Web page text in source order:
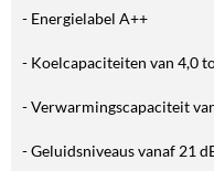
- Energielabel A++
- Koelcapaciteiten van 4,0
- Verwarmingscapaciteit
- Geluidsniveaus vanaf 21